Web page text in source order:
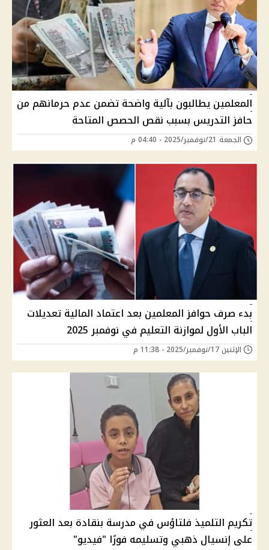
المعلمين يطالبون بآلية واضحة تضمن عدم حرمانهم من
حافز التدريس بسبب نقص الحصص المتاحة
الجمعة 21/نوفمبر/2025 - 04:40 م
بدء صرف حوافز المعلمين بعد اعتماد المالية تعديلات
الباب الأول لموازنة التعليم في نوفمبر 2025
الإثنين 17/نوفمبر/2025 - 11:38 م
تكريم التلميذ فلتاؤس في مدرسة بنقادة بعد العثور
على إنسيال ذهبي وتسليمه فورًا "فيديو"